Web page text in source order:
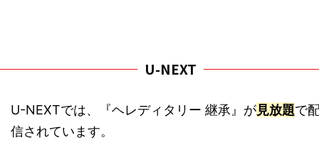
U-NEXT
U-NEXTでは、『ヘレディタリー 継承』が見放題で
信されています。